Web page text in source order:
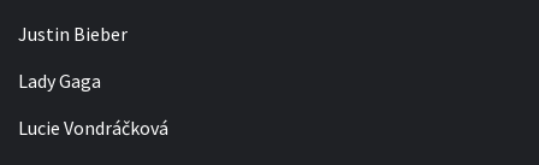
Justin Bieber
Lady Gaga
Lucie Vondráčková